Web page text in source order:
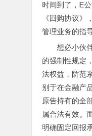
时间到了，E
《回购协议》
管理业务的指
想必小伙
的强制性规定
法权益，防范
别于在金融产
原告持有的全
属合法有效。
明确固定回报